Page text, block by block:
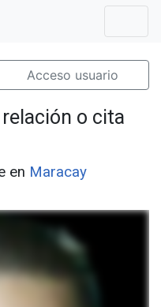
Acceso usuario
o cita
en Maracay